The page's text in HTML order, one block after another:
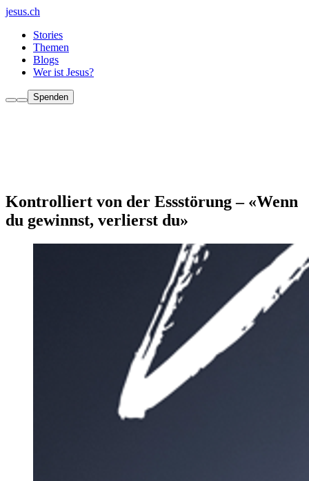
jesus.ch
Stories
Themen
Blogs
Wer ist Jesus?
Spenden
Kontrolliert von der Essstörung – «Wenn
du gewinnst, verlierst du»